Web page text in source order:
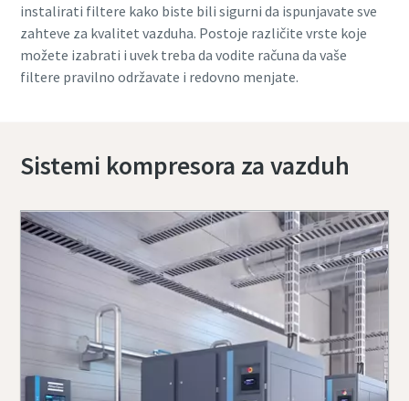
instalirati filtere kako biste bili sigurni da ispunjavate sve
zahteve za kvalitet vazduha. Postoje različite vrste koje
možete izabrati i uvek treba da vodite računa da vaše
filtere pravilno održavate i redovno menjate.
Sistemi kompresora za vazduh